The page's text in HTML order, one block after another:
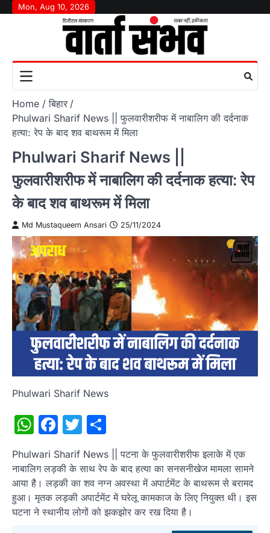
SkipMon, Aug 10, 2026
Home
बिहार
Phulwari Sharif News || फुलवारीशरीफ में नाबालिग की दर्दनाक
हत्या: रेप के बाद शव बाथरूम में मिला
Phulwari Sharif News ||
फुलवारीशरीफ में नाबालिग की दर्दनाक हत्या: रेप
के बाद शव बाथरूम में मिला
Md Mustaqueem Ansari 25/11/2024
Phulwari Sharif News
WhatsApp
Facebook
Twitter
Phulwari Sharif News || पटना के फुलवारीशरीफ इलाके में एक
नाबालिग लड़की के साथ रेप के बाद हत्या का सनसनीखेज मामला सामने
आया है। लड़की का शव नग्न अवस्था में अपार्टमेंट के बाथरूम से बरामद
हुआ। मृतक लड़की अपार्टमेंट में घरेलू कामकाज के लिए नियुक्त थी। इस
घटना ने स्थानीय लोगों को झकझोर कर रख दिया है।